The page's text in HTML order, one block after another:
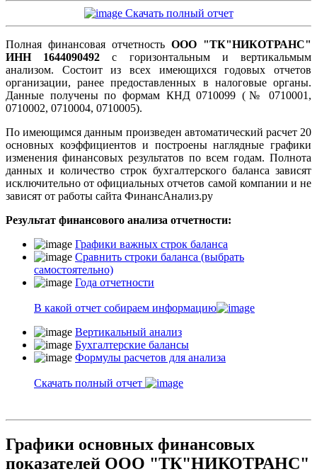
Скачать полный отчет
Полная финансовая отчетность ООО "ТК"НИКОТРАНС"
ИНН 1644090492 с горизонтальным и вертикальмым
анализом. Состоит из всех имеющихся годовых отчетов
организации, ранее предоставленных в налоговые органы.
Данные получены по формам КНД 0710099 (№ 0710001,
0710002, 0710004, 0710005).
По имеющимся данным произведен автоматический расчет 20
основных коэффициентов и построены наглядные графики
изменения финансовых результатов по всем годам. Полнота
данных и количество строк бухгалтерского баланса зависят
исключительно от официальных отчетов самой компании и не
зависят от работы сайта ФинансАнализ.ру
Результат финансового анализа отчетности:
Графики важных строк баланса
Сравнить строки баланса (выбрать
самостоятельно)
Года отчетности
В какой отчет собираем информацию
Вертикальный анализ
Бухгалтерские балансы
Формулы расчетов для анализа
Скачать полный отчет
Графики основных финансовых
показателей ООО "ТК"НИКОТРАНС"